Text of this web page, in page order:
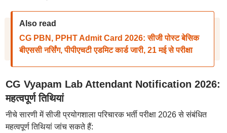
Also read
CG PBN, PPHT Admit Card 2026: सीजी पोस्ट बेसिक
बीएससी नर्सिंग, पीपीएचटी एडमिट कार्ड जारी, 21 मई से परीक्षा
CG Vyapam Lab Attendant Notification 2026:
महत्वपूर्ण तिथियां
नीचे सारणी में सीजी प्रयोगशाला परिचारक भर्ती परीक्षा 2026 से संबंधित
महत्वपूर्ण तिथियां जांच सकते हैं: